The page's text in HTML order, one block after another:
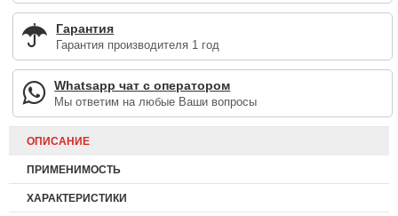
Гарантия
Гарантия производителя 1 год
Whatsapp чат с оператором
Мы ответим на любые Ваши вопросы
ОПИСАНИЕ
ПРИМЕНИМОСТЬ
ХАРАКТЕРИСТИКИ